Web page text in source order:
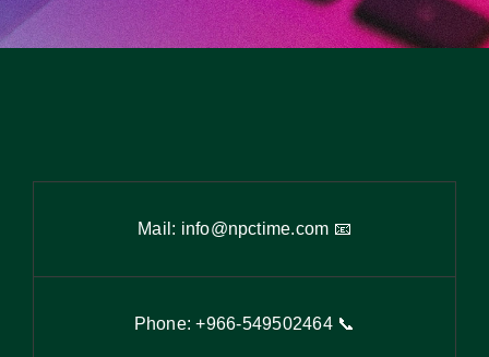
📧 Mail:
info@npctime.com
📞 Phone: +966-54
9502464